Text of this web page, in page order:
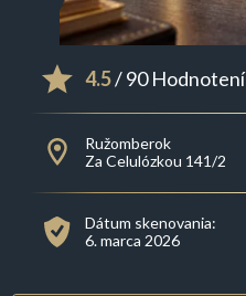
4.5/ 90 Hodnotení
Ružomberok
Za Celulózkou 141/2
Dátum skenovania:
6. marca 2026